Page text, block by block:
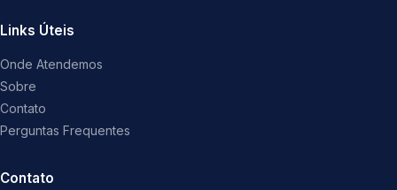
Links Úteis
Onde Atendemos
Sobre
Contato
Perguntas Frequentes
Contato